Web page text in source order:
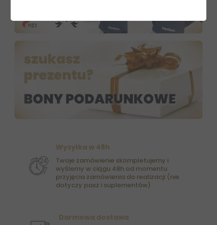
Wysyłka w 48h
Twoje zamówienie skompletujemy i
wyślemy w ciągu 48h od momentu
przyjęcia zamówienia do realizacji (nie
dotyczy pasz i suplementów)
Darmowa dostawa